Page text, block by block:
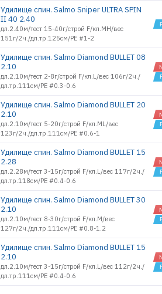
Удилище спин. Salmo Sniper ULTRA SPIN
II 40 2.40
дл.2.40м/тест 15-40г/строй F/кл.MH/вес
151г/2ч./дл.тр.125см/PE #1-2
Удилище спин. Salmo Diamond BULLET 08
2.10
дл.2.10м/тест 2-8г/строй F/кл.L/вес 106г/2ч./
дл.тр.111см/PE #0.3-0.6
Удилище спин. Salmo Diamond BULLET 20
2.10
дл.2.10м/тест 5-20г/строй F/кл.ML/вес
123г/2ч./дл.тр.111см/PE #0.6-1
Удилище спин. Salmo Diamond BULLET 15
2.28
дл.2.28м/тест 3-15г/строй F/кл.L/вес 117г/2ч./
дл.тр.118см/PE #0.4-0.6
Удилище спин. Salmo Diamond BULLET 30
2.10
дл.2.10м/тест 8-30г/строй F/кл.M/вес
127г/2ч./дл.тр.111см/PE #0.8-1.2
Удилище спин. Salmo Diamond BULLET 15
2.10
дл.2.10м/тест 3-15г/строй F/кл.L/вес 112г/2ч./
дл.тр.111см/PE #0.4-0.6